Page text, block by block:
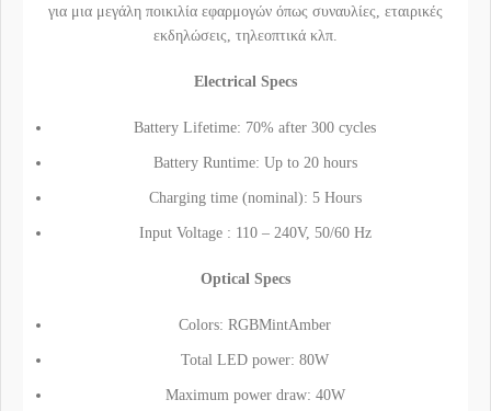
για μια μεγάλη ποικιλία εφαρμογών όπως συναυλίες, εταιρικές
εκδηλώσεις, τηλεοπτικά κλπ.
Electrical Specs
Battery Lifetime: 70% after 300 cycles
Battery Runtime: Up to 20 hours
Charging time (nominal): 5 Hours
Input Voltage : 110 – 240V, 50/60 Hz
Optical Specs
Colors: RGBMintAmber
Total LED power: 80W
Maximum power draw: 40W